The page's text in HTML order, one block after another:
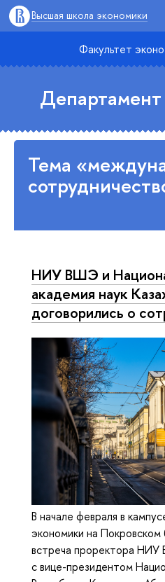
Высшая школа экономики
Факультет
Тема
НИУ ВШЭ и
академия наук
договорились о
В начале февраля в
экономики на Покровском
встреча проректора
с вице-президентом